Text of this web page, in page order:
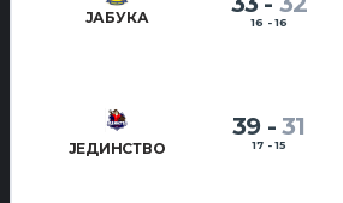
ЈАБУКА 16 - 16
ЈЕДИНСТВО
39 - 31
17 - 15